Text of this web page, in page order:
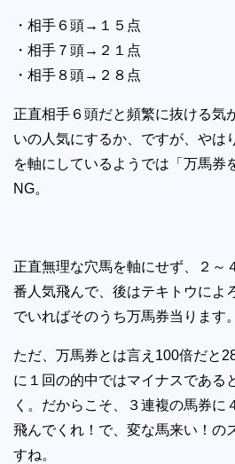
・相手６頭→１５点
・相手７頭→２１点
・相手８頭→２８点
正直相手６頭だと頻繁に抜ける気
いの人気にするか、ですが、やは
を軸にしているようでは「万馬券
NG。
正直無理な穴馬を軸にせず、２～
番人気飛んで、後はテキトウによ
でいればそのうち万馬券当ります。
ただ、万馬券とは言え100倍だと
に１回の的中ではマイナスである
く。だからこそ、３連複の馬券に
飛んでくれ！で、変な馬来い！の
すね。